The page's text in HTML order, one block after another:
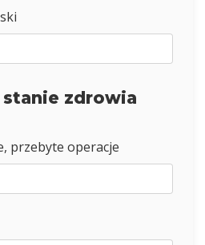
zdrowia
przebyte operacje